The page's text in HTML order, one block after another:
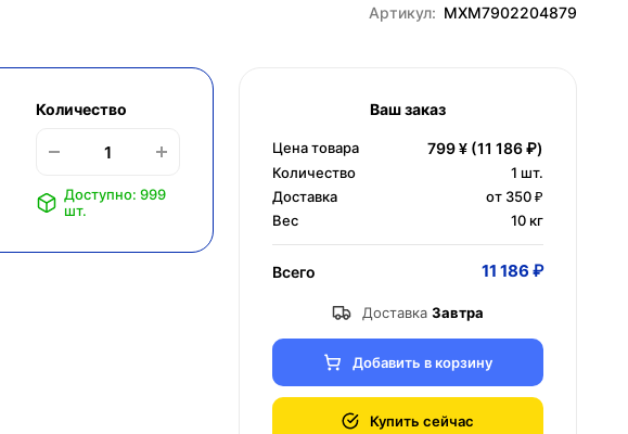
Артикул: MXM7902204879
Количество
Доступно: 999
шт.
Ваш заказ
Цена товара 799 ¥ (11 186 ₽)
Количество 1 шт.
Доставка
от 350 ₽
Вес
10 кг
Всего 11 186 ₽
Доставка Завтра
Добавить в корзину
Купить сейчас